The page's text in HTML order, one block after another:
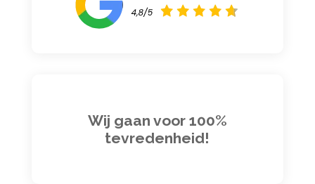
Wij gaan voor 100%
tevredenheid!